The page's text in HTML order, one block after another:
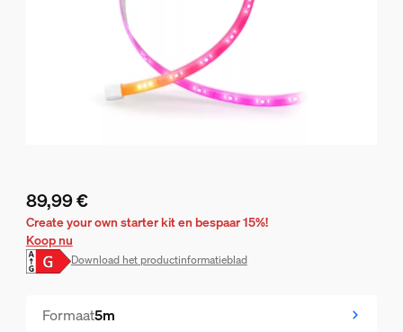
De huidige prijs is 89,99 €
89,99 €
Create your own starter kit en bespaar 15%!
Koop nu
Download het productinformatieblad
Formaat5m